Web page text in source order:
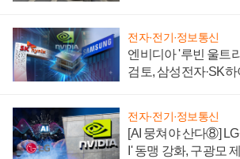
전자·전기·정보통신
엔비디아 '루빈 울트
검토, 삼성전자·SK
전자·전기·정보통신
[AI 뭉쳐야 산다⑧]
I' 동맹 강화, 구광모